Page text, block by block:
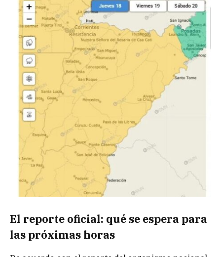
El reporte oficial: qué se espera para
las próximas horas